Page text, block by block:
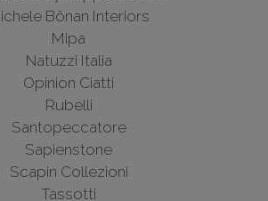
Bönan Interiors
Mipa
Natuzzi Italia
Opinion Ciatti
Rubelli
Santopeccatore
Sapienstone
Scapin Collezioni
Tassotti